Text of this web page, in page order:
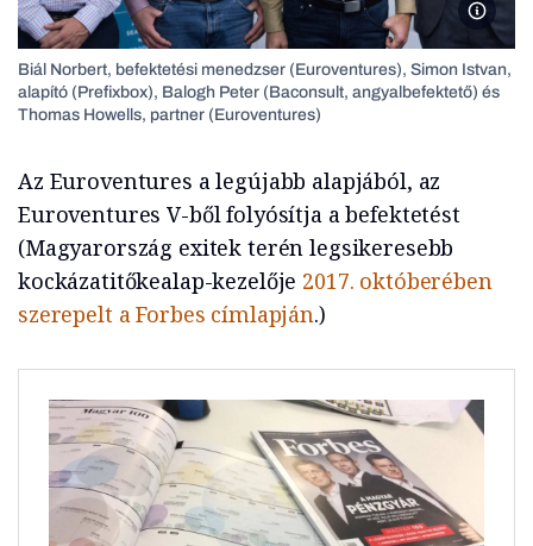
Biál Norbert, befektetési menedzser (Euroventures), Simon Istvan,
alapító (Prefixbox), Balogh Peter (Baconsult, angyalbefektető) és
Thomas Howells, partner (Euroventures)
Az Euroventures a legújabb alapjából, az
Euroventures V-ből folyósítja a befektetést
(Magyarország exitek terén legsikeresebb
kockázatitőkealap-kezelője 2017. októberében
szerepelt a Forbes címlapján.)